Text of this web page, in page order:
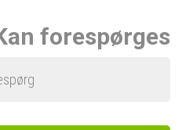
forespørges